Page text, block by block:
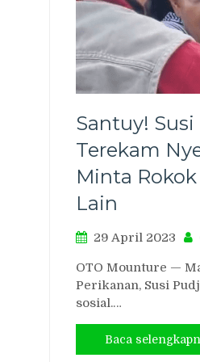
Santuy!
Terekam
Minta
Lain
29 April 2023
OTO Mounture —
Perikanan, Susi
sosial.…
Baca